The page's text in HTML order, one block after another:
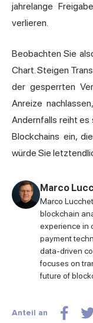
jahrelange
verlieren.
Beobachten Sie
Chart. Steigen
der gesperrten
Anreize
Andernfalls reiht es
Blockchains ein,
würde Sie
Marco
Marco
blockchain
experience in
payment
data-driven
focuses on
future of
Anteil an